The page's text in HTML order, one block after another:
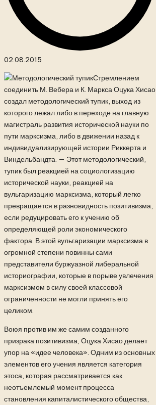
02.08.2015
Стремлением
соединить М. Вебера и К. Маркса Оцука Хисао
создал методологический тупик, выход из
которого лежал либо в переходе на главную
магистраль развития исторической науки по
пути марксизма, либо в движении назад к
индивидуализирующей истории Риккерта и
Виндельбандта. — Этот методологический,
тупик был реакцией на социологизацию
исторической науки, реакцией на
вульгаризацию марксизма, который легко
превращается в разновидность позитивизма,
если редуцировать его к учению об
определяющей роли экономического
фактора. В этой вульгаризации марксизма в
огромной степени повинны сами
представители буржуазной либеральной
историографии, которые в порыве увлечения
марксизмом в силу своей классовой
ограниченности не могли принять его
целиком.
Воюя против им же самим созданного
призрака позитивизма, Оцука Хисао делает
упор на «идее человека». Одним из основных
элементов его учения является категория
этоса, которая рассматривается как
неотъемлемый момент процесса
становления капиталистического общества,